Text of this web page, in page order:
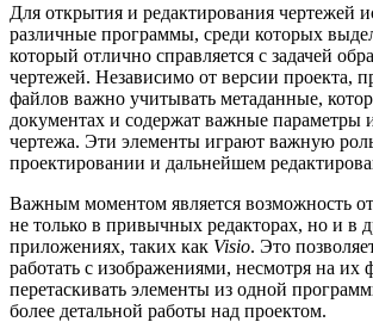
Для открытия и редактирования чертежей
различные программы, среди которых
который отлично справляется с задачей
чертежей. Независимо от версии проекта,
файлов важно учитывать метаданные,
документах и содержат важные параметры
чертежа. Эти элементы играют важную
проектировании и дальнейшем
Важным моментом является возможность
не только в привычных редакторах, но и в
приложениях, таких как Visio. Это
работать с изображениями, несмотря на их
перетаскивать элементы из одной
более детальной работы над проектом.